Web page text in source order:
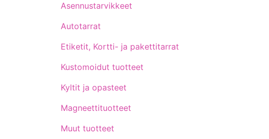
Asennustarvikkeet
Autotarrat
Etiketit, Kortti- ja pakettitarrat
Kustomoidut tuotteet
Kyltit ja opasteet
Magneettituotteet
Muut tuotteet